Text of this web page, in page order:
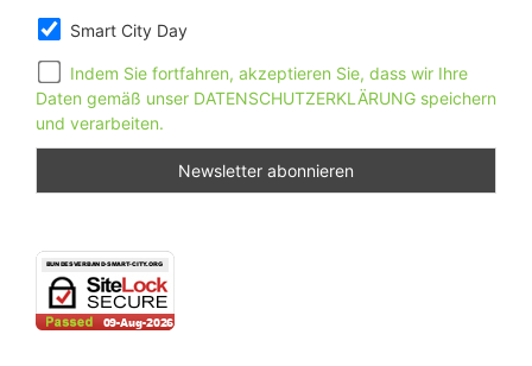
Smart City Day
Indem Sie fortfahren, akzeptieren Sie, dass wir Ihre
Daten gemäß unser DATENSCHUTZERKLÄRUNG speichern
und verarbeiten.